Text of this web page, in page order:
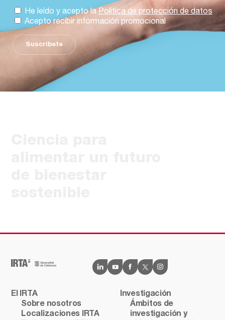
He leído y acepto la Política de protección de datos
Acepto recibir información promocional
Suscríbete
El IRTA
Sobre nosotros
Localizaciones IRTA
Investigación
Ámbitos de
investigación y